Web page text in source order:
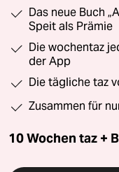
Das neue Buch
Speit als Prämie
Die wochentaz
der App
Die tägliche taz
Zusammen für
10 Wochen taz +